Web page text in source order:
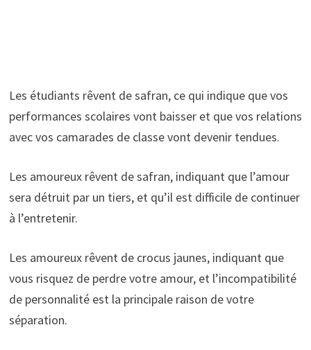
Les étudiants rêvent de safran, ce qui indique que vos
performances scolaires vont baisser et que vos relations
avec vos camarades de classe vont devenir tendues.
Les amoureux rêvent de safran, indiquant que l’amour
sera détruit par un tiers, et qu’il est difficile de continuer
à l’entretenir.
Les amoureux rêvent de crocus jaunes, indiquant que
vous risquez de perdre votre amour, et l’incompatibilité
de personnalité est la principale raison de votre
séparation.